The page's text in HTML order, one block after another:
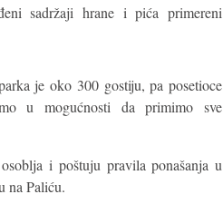
sadržaji hrane i pića primereni
je oko 300 gostiju, pa posetioce
u mogućnosti da primimo sve
i poštuju pravila ponašanja u
na Paliću.